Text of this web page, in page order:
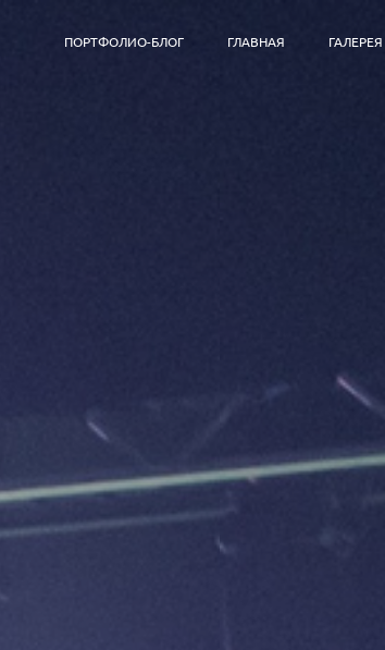
ПОРТФОЛИО-БЛОГ ГЛАВНАЯ ГАЛЕРЕЯ